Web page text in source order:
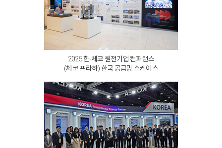
2025 한-체코 원전기업 컨퍼런스
(체코 프라하) 한국 공급망 쇼케이스